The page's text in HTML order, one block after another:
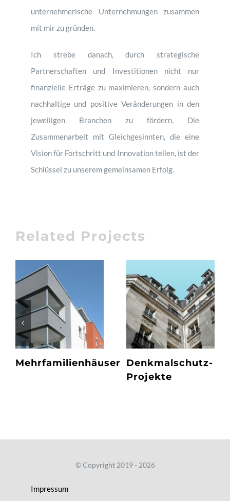
unternehmerische Unternehmungen zusammen
mit mir zu gründen.
Ich strebe danach, durch strategische
Partnerschaften und Investitionen nicht nur
finanzielle Erträge zu maximieren, sondern auch
nachhaltige und positive Veränderungen in den
jeweiligen Branchen zu fördern. Die
Zusammenarbeit mit Gleichgesinnten, die eine
Vision für Fortschritt und Innovation teilen, ist der
Schlüssel zu unserem gemeinsamen Erfolg.
Related Projects
Mehrfamilienhäuser Denkmalschutz-
Projekte
© Copyright 2019 - 2026
Impressum